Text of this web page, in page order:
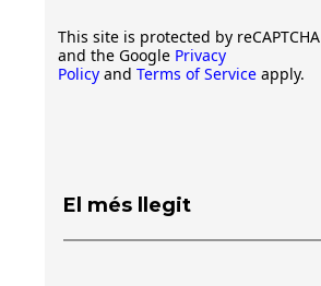
This site is protected by reCAPTCHA
and the Google Privacy
Policy and Terms of Service apply.
El més llegit